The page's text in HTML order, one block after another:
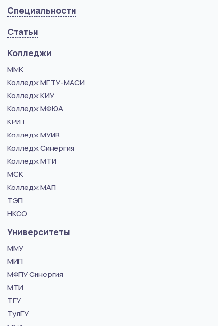
Специальности
Статьи
Колледжи
ММК
Колледж МГТУ-МАСИ
Колледж КИУ
Колледж МФЮА
КРИТ
Колледж МУИВ
Колледж Синергия
Колледж МТИ
МОК
Колледж МАП
ТЭП
НКСО
Университеты
ММУ
МИП
МФПУ Синергия
МТИ
ТГУ
ТулГУ